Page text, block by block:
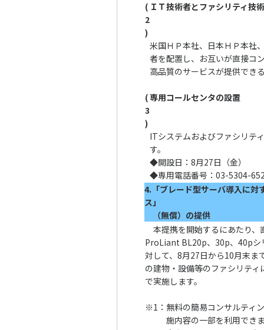
(
2
)
ＩＴ技術者とファシリティ技
米国ＨＰ本社、日本ＨＰ本社
者を配置し、お互いが直接コ
高品質のサービスが提供でき
(
3
)
専用コールセンタの設置
ITシステムおよびファシリテ
す。
◆開設日：8月27日（金）
◆専用電話番号：03-5304-
4.「ブレード型サーバ導入に対
ス」
（無償）の提供
本提携を開始するにあたり、
ProLiant BL20p、30p、40pシ
対して、8月27日から10月末ま
の建物・設備等のファシリテ
で実施します。
※1： 無料の簡易コンサルティ
施内容の一部を利用でき